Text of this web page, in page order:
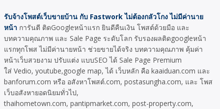
รับจ้างโพสต์เว็บขายบ้าน กับ Fastwork ไม่ต้องกลัวโกง ไม่มีค่านาย
หน้า การันตี ติดGoogleหน้าแรก ยินดีคืนเงิน โพสต์ด้วยมือ และ
บทความคุณภาพ และ Sale Page ระดับโลก รับรองผลติดgoogleหน้า
แรกทุกโพส ไม่มีค่านายหน้า ช่วยขายได้จริง บทความคุณภาพ คุ้มค่า
หน้าเว็บสวยงาม ปรับแต่ง แบบSEO ได้ Sale Page Premium
ใส่ Vedio, youtube,google map, ได้ เว็บหลัก คือ kaaiduan.com และ
banforum.com หรือ อสังหาโพสต์.com, postasungha.com, และ โพส
เว็บอสังหายอดนิยมทั่วไป,
thaihometown.com, pantipmarket.com, post-property.com,